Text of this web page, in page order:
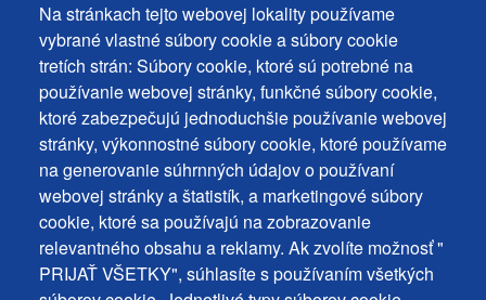
Na stránkach tejto webovej lokality používame
vybrané vlastné súbory cookie a súbory cookie
tretích strán: Súbory cookie, ktoré sú potrebné na
používanie webovej stránky, funkčné súbory cookie,
ktoré zabezpečujú jednoduchšie používanie webovej
stránky, výkonnostné súbory cookie, ktoré používame
na generovanie súhrnných údajov o používaní
webovej stránky a štatistík, a marketingové súbory
cookie, ktoré sa používajú na zobrazovanie
relevantného obsahu a reklamy. Ak zvolíte možnosť "
PRIJAŤ VŠETKY", súhlasíte s používaním všetkých
Footer
Kontakty
Footer
Cookies
+
ochrana
osobných
udajov
Vyhlásenie o prístupnosti
Často kladené otázky
Ochrana osobných údajov
Používanie súborov cookies
Nastavenie cookies
Podnety a spätná väzba